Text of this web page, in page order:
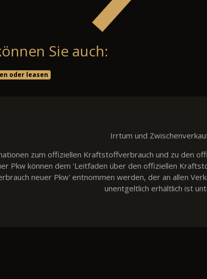
Sie auch:
oder leasen
Irrtum und
zum offiziellen Kraftstoffverbrauch und zu den
Pkw können dem 'Leitfaden über den offiziellen
neuer Pkw' entnommen werden, der an allen
unentgeltlich erhältlich ist